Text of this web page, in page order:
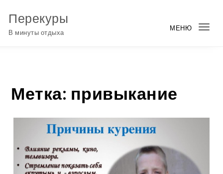
Перекуры
В минуты отдыха
МЕНЮ
Метка: привыкание